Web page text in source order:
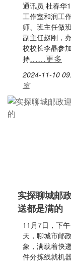
通讯员 杜春华
工作室和润工
师、班主任做
副主任赵刚，
校校长李晶参
持……更多
2024-11-10
室
实探聊城邮
送都是满的
11月7日，下
天，聊城市邮
象，满载着快
件分拣线就机